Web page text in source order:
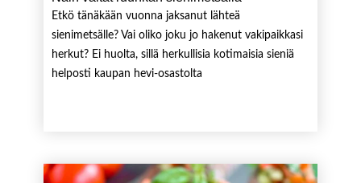
Etkö tänäkään vuonna jaksanut lähteä
sienimetsälle? Vai oliko joku jo hakenut vakipaikkasi
herkut? Ei huolta, sillä herkullisia kotimaisia sieniä
helposti kaupan hevi-osastolta